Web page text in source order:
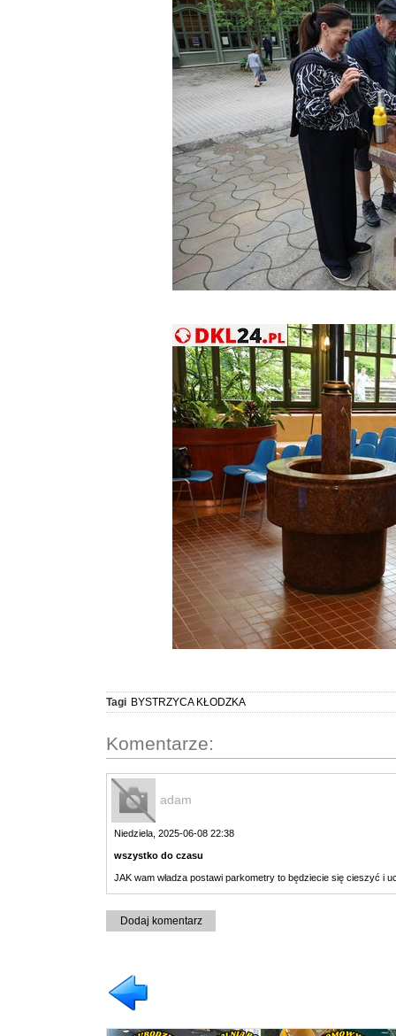
Tagi BYSTRZYCA KŁODZKA
Komentarze:
adam
Niedziela, 2025-06-08 22:38
wszystko do czasu
JAK wam władza postawi parkometry to będziecie się cieszyć i
Dodaj komentarz